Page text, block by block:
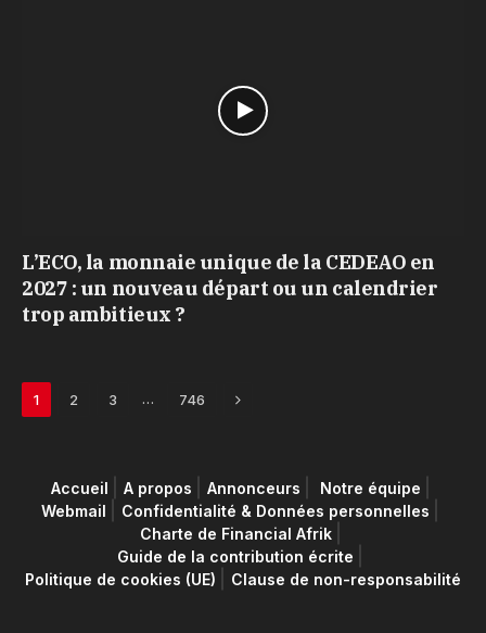
L’ECO, la monnaie unique de la CEDEAO en
2027 : un nouveau départ ou un calendrier
trop ambitieux ?
1 2 3 … 746 Next
Accueil A propos Annonceurs
Notre équipe
Webmail
Confidentialité & Données personnelles
Charte de Financial Afrik
Guide de la contribution écrite
Politique de cookies (UE)
Clause de non-responsabilité